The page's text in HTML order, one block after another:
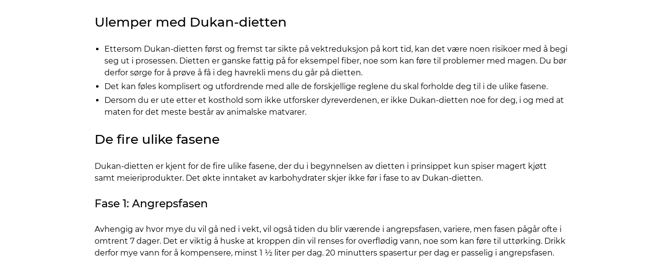
Ulemper med Dukan-dietten
Ettersom Dukan-dietten først og fremst tar sikte på vektreduksjon på kort tid, kan det være noen risikoer med å begi
seg ut i prosessen. Dietten er ganske fattig på for eksempel fiber, noe som kan føre til problemer med magen. Du bør
derfor sørge for å prøve å få i deg havrekli mens du går på dietten.
Det kan føles komplisert og utfordrende med alle de forskjellige reglene du skal forholde deg til i de ulike fasene.
Dersom du er ute etter et kosthold som ikke utforsker dyreverdenen, er ikke Dukan-dietten noe for deg, i og med at
maten for det meste består av animalske matvarer.
De fire ulike fasene
Dukan-dietten er kjent for de fire ulike fasene, der du i begynnelsen av dietten i prinsippet kun spiser magert kjøtt
samt meieriprodukter. Det økte inntaket av karbohydrater skjer ikke før i fase to av Dukan-dietten.
Fase 1: Angrepsfasen
Avhengig av hvor mye du vil gå ned i vekt, vil også tiden du blir værende i angrepsfasen, variere, men fasen pågår ofte i
omtrent 7 dager. Det er viktig å huske at kroppen din vil renses for overflødig vann, noe som kan føre til uttørking. Drikk
derfor mye vann for å kompensere, minst 1 ½ liter per dag. 20 minutters spasertur per dag er passelig i angrepsfasen.